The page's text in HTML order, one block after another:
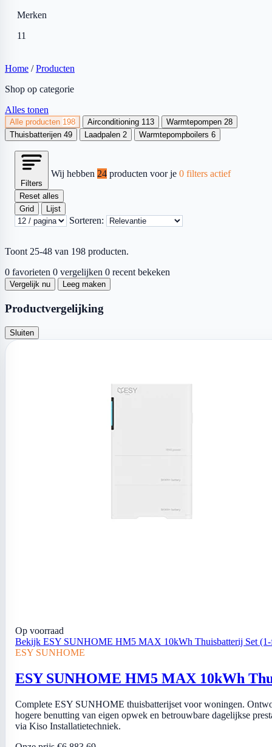
Merken
11
Home / Producten
Shop op categorie
Alles tonen
Alle producten 198 Airconditioning 113 Warmtepompen 28
Thuisbatterijen 49 Laadpalen 2 Warmtepompboilers 6
Filters
Wij hebben 24 producten voor je 0 filters actief
Reset alles
Grid
Lijst
Sorteren:
Toont 25-48 van 198 producten.
0 favorieten 0 vergelijken 0 recent bekeken
Vergelijk nu Leeg maken
Productvergelijking
Sluiten
Op voorraad
Bekijk ESY SUNHOME HM5 MAX 10kWh Thuisbatterij Set (1-
ESY SUNHOME
ESY SUNHOME HM5 MAX 10kWh
Complete ESY SUNHOME thuisbatterijset voor woningen.
hogere benutting van eigen opwek en betrouwbare dagelijkse
via Kiso Installatietechniek.